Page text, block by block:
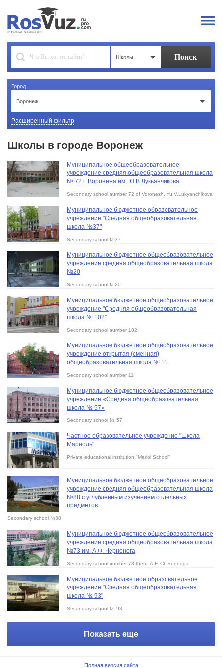
Школы
Город
Воронеж
Расширенный фильтр
Школы в городе Воронеж
Муниципальное общеобразовательное
учреждение средняя общеобразовательная школа
№ 72 г. Воронежа им. Ю.В.Лукьянчикова
Secondary school number 72 of Voronezh. Yu.V.Lukyanchikova
Муниципальное бюджетное образовательное
учреждение "Средняя общеобразовательная
школа №37"
Secondary school №37
Муниципальное бюджетное общеобразовательное
учреждение средняя общеобразовательная школа
№20
Secondary school №20
Муниципальное бюджетное общеобразовательное
учреждение "Средняя общеобразовательная
школа № 102"
Secondary school number 102
Муниципальное бюджетное общеобразовательное
учреждение открытая (сменная)
общеобразовательная школа № 11
Secondary school number 11
Муниципальное бюджетное общеобразовательное
учреждение «Средняя общеобразовательная
школа № 57»
Secondary school № 57
Частное образовательное учреждение "Школа
Мариоль"
Private educational institution "Mariol School"
Муниципальное бюджетное общеобразовательное
учреждение средняя общеобразовательная школа
№88 с углублённым изучением отдельных
предметов
Secondary school №88
Муниципальное бюджетное общеобразовательное
учреждение средняя общеобразовательная школа
№73 им. А.Ф. Чернонога
Secondary school number 73 them. A.F. Chernonoga
Муниципальное бюджетное образовательное
учреждение "Средняя общеобразовательная
школа № 93"
Secondary school № 93
Показать еще
Полная версия сайта